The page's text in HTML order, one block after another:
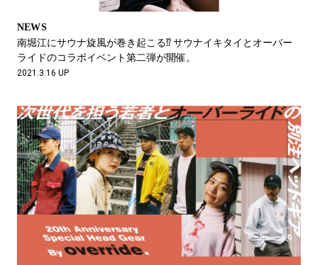
NEWS
南堀江にサウナ旋風が巻き起こる⁉︎ サウナイキタイとオーバー
ライドのコラボイベント第二弾が開催。
2021.3.16 UP